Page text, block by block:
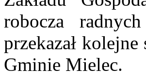
robocza
przekazał
Gminie Mielec.